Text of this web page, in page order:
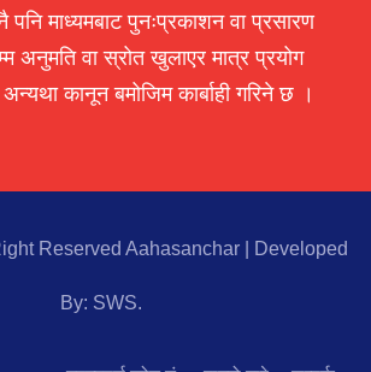
माध्यमबाट पुनःप्रकाशन वा प्रसारण
अनुमति वा स्रोत खुलाएर मात्र प्रयोग
कानून बमोजिम कार्बाही गरिने छ ।
Reserved Aahasanchar Developed
By: SWS.